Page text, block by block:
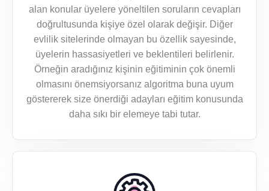
alan konular üyelere yöneltilen soruların cevapları
doğrultusunda kişiye özel olarak değişir. Diğer
evlilik sitelerinde olmayan bu özellik sayesinde,
üyelerin hassasiyetleri ve beklentileri belirlenir.
Örneğin aradığınız kişinin eğitiminin çok önemli
olmasını önemsiyorsanız algoritma buna uyum
göstererek size önerdiği adayları eğitim konusunda
daha sıkı bir elemeye tabi tutar.